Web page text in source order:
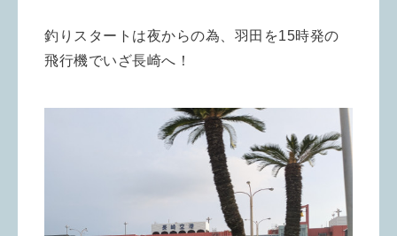
釣りスタートは夜からの為、羽田を15時発の
飛行機でいざ長崎へ！